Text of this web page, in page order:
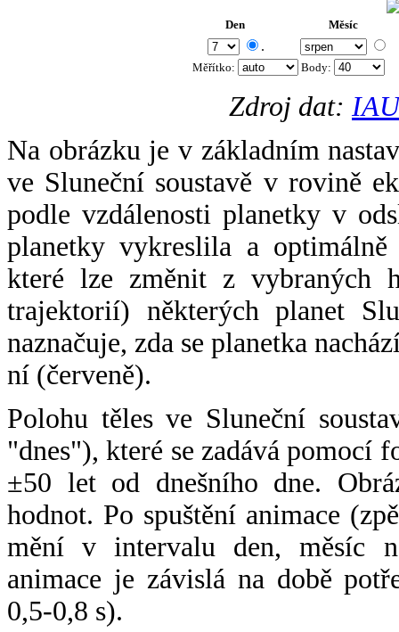
Den Měsíc
.
Měřítko: Body:
Zdroj dat:
Na obrázku je v základním
ve Sluneční soustavě v rovině
podle vzdálenosti planetky v
planetky vykreslila a
které lze změnit z vybraných
trajektorií) některých planet
naznačuje, zda se planetka
ní (červeně).
Polohu těles ve Sluneční
"dnes"), které se zadává pomocí
±50 let od dnešního dne.
hodnot. Po spuštění animace
mění v intervalu den, měsíc
animace je závislá na době
0,5-0,8 s).